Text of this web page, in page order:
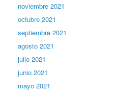
noviembre 2021
octubre 2021
septiembre 2021
agosto 2021
julio 2021
junio 2021
mayo 2021